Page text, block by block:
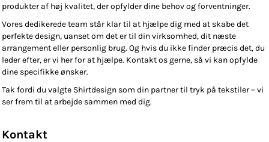
produkter af høj kvalitet, der opfylder dine behov og forventninger.
Vores dedikerede team står klar til at hjælpe dig med at skabe det
perfekte design, uanset om det er til din virksomhed, dit næste
arrangement eller personlig brug. Og hvis du ikke finder præcis det, du
leder efter, er vi her for at hjælpe. Kontakt os gerne, så vi kan opfylde
dine specifikke ønsker.
Tak fordi du valgte Shirtdesign som din partner til tryk på tekstiler – vi
ser frem til at arbejde sammen med dig.
Kontakt